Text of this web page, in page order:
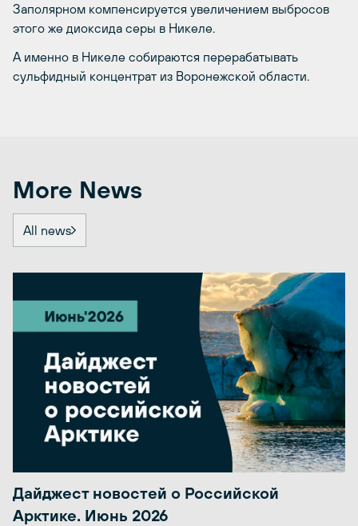
Заполярном компенсируется увеличением выбросов
этого же диоксида серы в Никеле.
А именно в Никеле собираются перерабатывать
сульфидный концентрат из Воронежской области.
More News
All news
Дайджест новостей о Российской
Арктике. Июнь 2026